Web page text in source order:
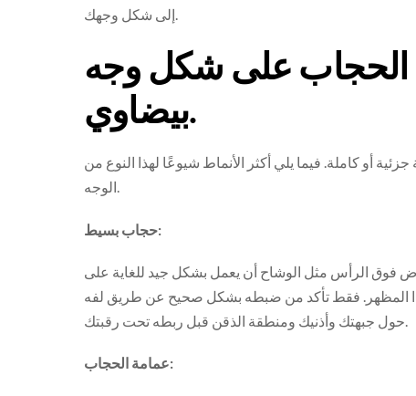
إلى شكل وجهك.
الحجاب على شكل وجه
بيضاوي.
أو كاملة. فيما يلي أكثر الأنماط شيوعًا لهذا النوع من
الوجه.
حجاب بسيط:
فوق الرأس مثل الوشاح أن يعمل بشكل جيد للغاية على
هذا المظهر. فقط تأكد من ضبطه بشكل صحيح عن طريق لفه
حول جبهتك وأذنيك ومنطقة الذقن قبل ربطه تحت رقبتك.
عمامة الحجاب: